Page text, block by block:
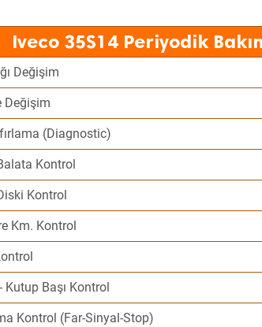
Iveco 35S14 Periyodik
Değişim
Değişim
(Diagnostic)
Kontrol
Kontrol
Km. Kontrol
Kutup Başı Kontrol
Kontrol (Far-Sinyal-Stop)